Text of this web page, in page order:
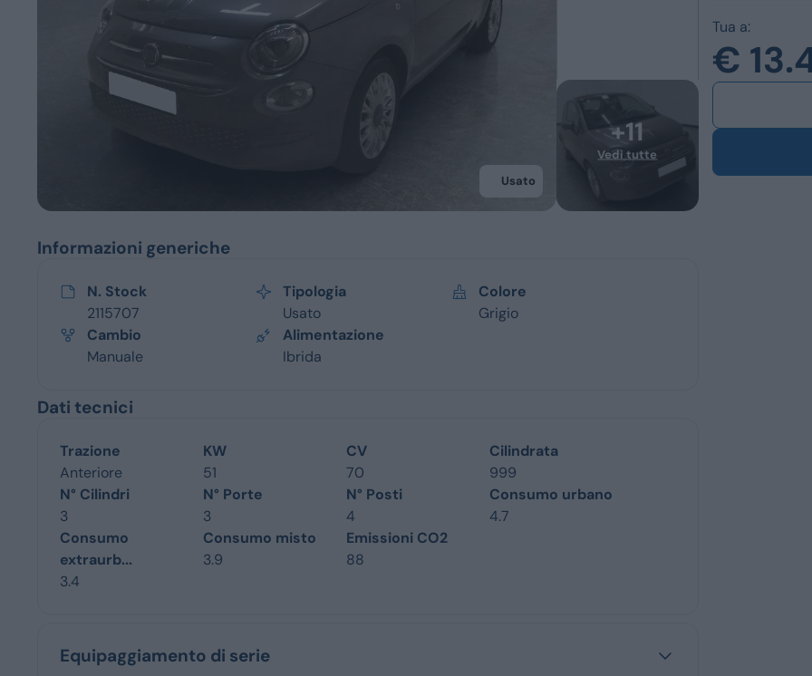
Servizi
Ford
Vedi tutti i marchi
Km 0
Veicoli
Usato
Tua a:
€
Informazioni generiche
N. Stock
2115707
Tipologia
Usato
Colore
Grigio
Cambio
Manuale
Alimentazione
Ibrida
Dati tecnici
Trazione
Anteriore
KW
51
CV
70
Cilindrata
999
N° Cilindri
3
N° Porte
3
N° Posti
4
Consumo urbano
4.7
Consumo
extraurb...
3.4
Consumo misto
3.9
Emissioni CO2
88
Equipaggiamento di serie